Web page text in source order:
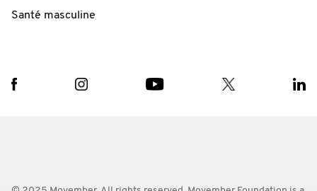
Santé masculine